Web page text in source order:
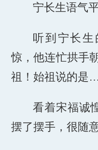
宁长生语气
听到宁长
惊，他连忙拱手
祖！始祖说的是
看着宋福诚
摆了摆手，很随